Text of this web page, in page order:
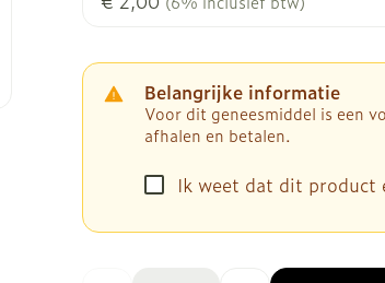
Belangrijke informatie
Voor dit geneesmiddel is een
afhalen en betalen.
Ik weet dat dit product